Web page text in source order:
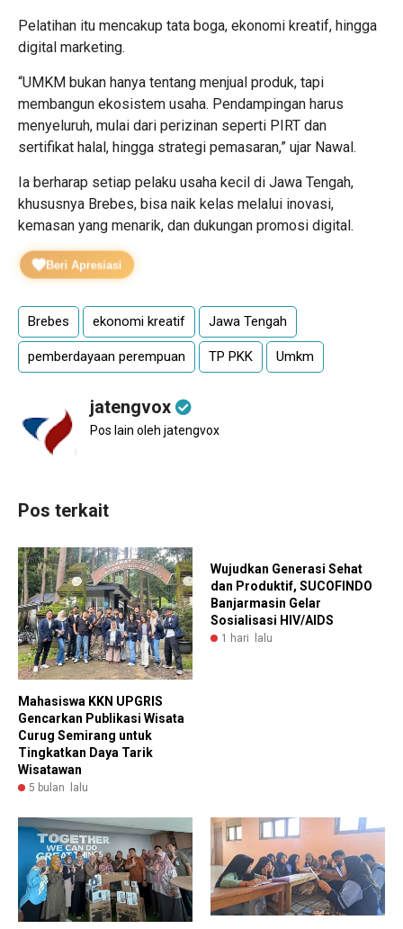
Pelatihan itu mencakup tata boga, ekonomi kreatif, hingga
digital marketing.
“UMKM bukan hanya tentang menjual produk, tapi
membangun ekosistem usaha. Pendampingan harus
menyeluruh, mulai dari perizinan seperti PIRT dan
sertifikat halal, hingga strategi pemasaran,” ujar Nawal.
Ia berharap setiap pelaku usaha kecil di Jawa Tengah,
khususnya Brebes, bisa naik kelas melalui inovasi,
kemasan yang menarik, dan dukungan promosi digital.
Beri Apresiasi
Brebes ekonomi kreatif Jawa Tengah
pemberdayaan perempuan TP PKK Umkm
jatengvox
Pos lain oleh jatengvox
Pos terkait
Mahasiswa KKN UPGRIS
Gencarkan Publikasi Wisata
Curug Semirang untuk
Tingkatkan Daya Tarik
Wisatawan
5 bulan lalu
Wujudkan Generasi Sehat
dan Produktif, SUCOFINDO
Banjarmasin Gelar
Sosialisasi HIV/AIDS
1 hari lalu